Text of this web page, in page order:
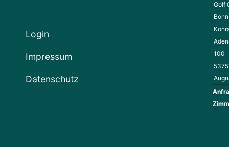
Login
Impressum
Datenschutz
Golf
100